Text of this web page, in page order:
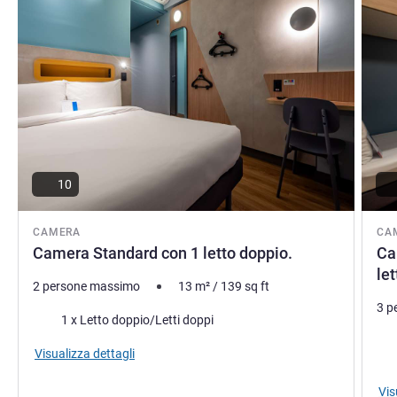
CAMERA
Camera Standard con 1 letto doppio.
10
2 persone massimo 13 m²/ 139 sq ft
Biancheria da letto
1 x Letto doppio/Letti doppi
Visualizza dettagli
3